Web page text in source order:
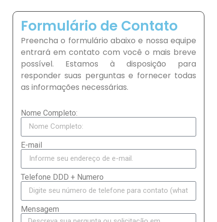
Formulário de Contato
Preencha o formulário abaixo e nossa equipe
entrará em contato com você o mais breve
possível. Estamos à disposição para
responder suas perguntas e fornecer todas
as informações necessárias.
Nome Completo:
E-mail
Telefone DDD + Numero
Mensagem